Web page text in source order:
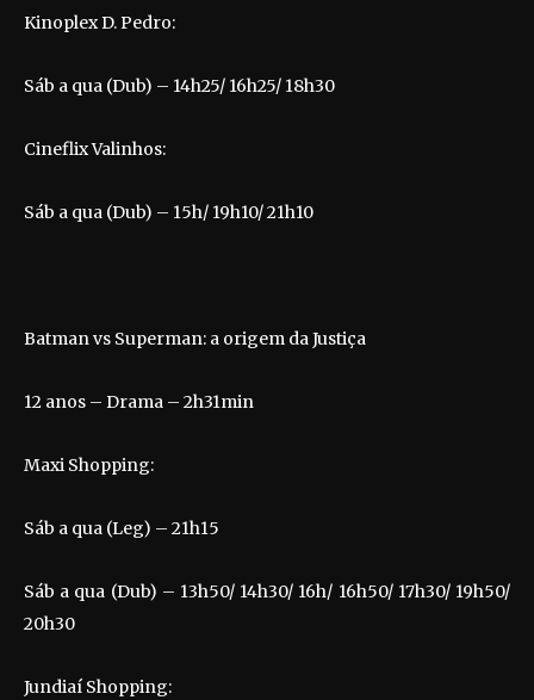
Kinoplex D. Pedro:
Sáb a qua (Dub) – 14h25/ 16h25/ 18h30
Cineflix Valinhos:
Sáb a qua (Dub) – 15h/ 19h10/ 21h10
Batman vs Superman: a origem da Justiça
12 anos – Drama – 2h31min
Maxi Shopping:
Sáb a qua (Leg) – 21h15
Sáb a qua (Dub) – 13h50/ 14h30/ 16h/ 16h50/ 17h30/ 19h50/
20h30
Jundiaí Shopping: